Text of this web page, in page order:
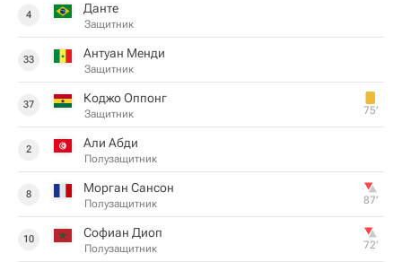
4 Данте
Защитник
33 Антуан Менди
Защитник
37 Коджо Оппонг
Защитник 75‎’‎
2 Али Абди
Полузащитник
8 Морган Сансон
Полузащитник 87‎’‎
10 Софиан Диоп
Полузащитник 72‎’‎